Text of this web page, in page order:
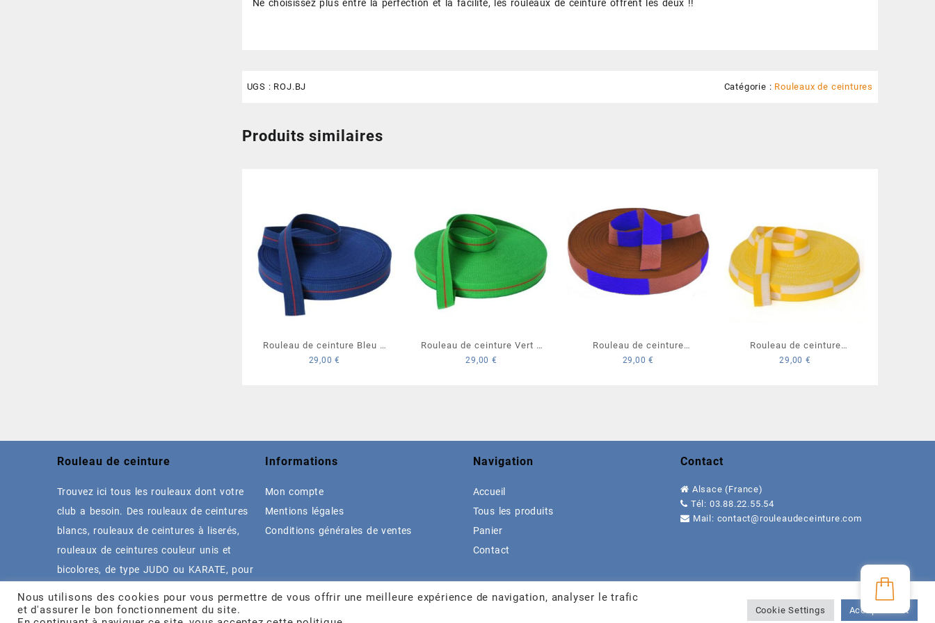
Ne choisissez plus entre la perfection et la facilité, les rouleaux de ceinture offrent les deux !!
UGS : ROJ.BJ Catégorie : Rouleaux de ceintures
Produits similaires
Rouleau de ceinture Bleu 1
liseré rouge Karaté
29,00€
Rouleau de ceinture Vert 1
liseré rouge Karaté
29,00 €
Rouleau de ceinture
Bleu/Marron Judo
29,00€
Rouleau de ceinture
Blanc/Jaune à damier
29,00€
Rouleau de ceinture
Trouvez ici tous les rouleaux dont votre
club a besoin. Des rouleaux de ceintures
blancs, rouleaux de ceintures à liserés,
rouleaux de ceintures couleur unis et
bicolores, de type JUDO ou KARATE, pour
Informations
Mon compte
Mentions légales
Conditions générales de ventes
Navigation
Accueil
Tous les produits
Panier
Contact
Contact
Alsace (France)
Tél: 03.88.22.55.54
Mail: contact@ rouleaudeceinture.com
Nous utilisons des cookies pour vous permettre de vous offrir une meilleure expérience de navigation, analyser le trafic
et d'assurer le bon fonctionnement du site.
Cookie Settings Accepter tout